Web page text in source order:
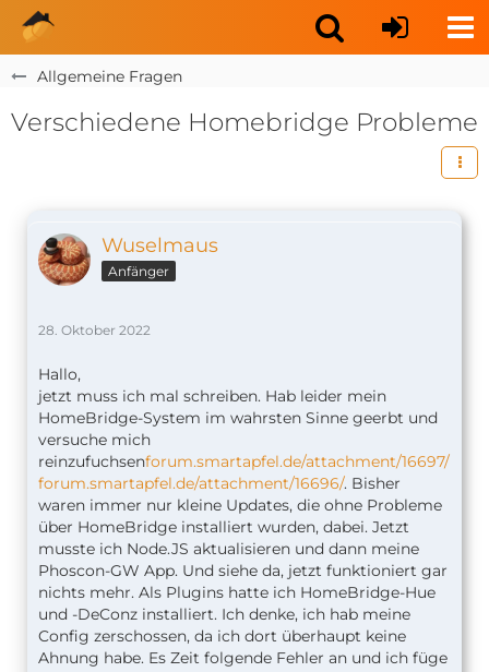
Allgemeine Fragen
Verschiedene Homebridge Probleme
Wuselmaus
Anfänger
28. Oktober 2022
Hallo,
jetzt muss ich mal schreiben. Hab leider mein
HomeBridge-System im wahrsten Sinne geerbt und
versuche mich
reinzufuchsenforum.smartapfel.de/attachment/16697/
forum.smartapfel.de/attachment/16696/. Bisher
waren immer nur kleine Updates, die ohne Probleme
über HomeBridge installiert wurden, dabei. Jetzt
musste ich Node.JS aktualisieren und dann meine
Phoscon-GW App. Und siehe da, jetzt funktioniert gar
nichts mehr. Als Plugins hatte ich HomeBridge-Hue
und -DeConz installiert. Ich denke, ich hab meine
Config zerschossen, da ich dort überhaupt keine
Ahnung habe. Es Zeit folgende Fehler an und ich füge